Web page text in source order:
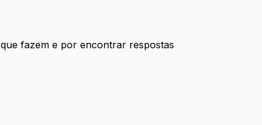
fazem e por encontrar respostas